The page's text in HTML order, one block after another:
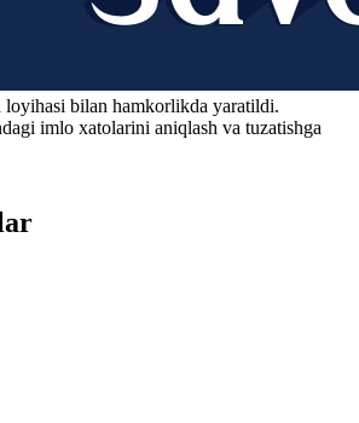
loyihasi bilan hamkorlikda yaratildi.
imlo xatolarini aniqlash va tuzatishga